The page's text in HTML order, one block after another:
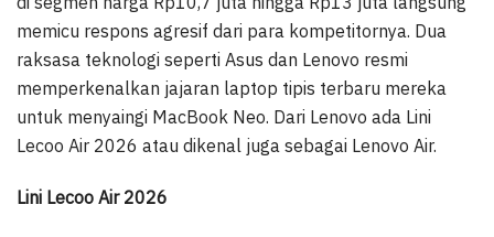
memicu respons agresif dari para kompetitornya. Dua
raksasa teknologi seperti Asus dan Lenovo resmi
memperkenalkan jajaran laptop tipis terbaru mereka
untuk menyaingi MacBook Neo. Dari Lenovo ada Lini
Lecoo Air 2026 atau dikenal juga sebagai Lenovo Air.
Lini Lecoo Air 2026